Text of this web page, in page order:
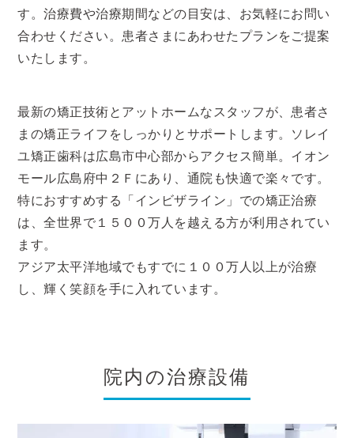
す。治療費や治療期間などの目安は、お気軽にお問い
合わせください。患者さまにあわせたプランをご提案
いたします。
最新の矯正技術とアットホームなスタッフが、患者さ
まの矯正ライフをしっかりとサポートします。ソレイ
ユ矯正歯科は広島市中心部からアクセス簡単。イオン
モール広島府中２Ｆにあり、通院も快適で楽々です。
特におすすめする「インビザライン」での矯正治療
は、全世界で１５００万人を越える方が利用されてい
ます。
アジア太平洋地域でもすでに１００万人以上が治療
し、輝く笑顔を手に入れています。
院内の治療設備